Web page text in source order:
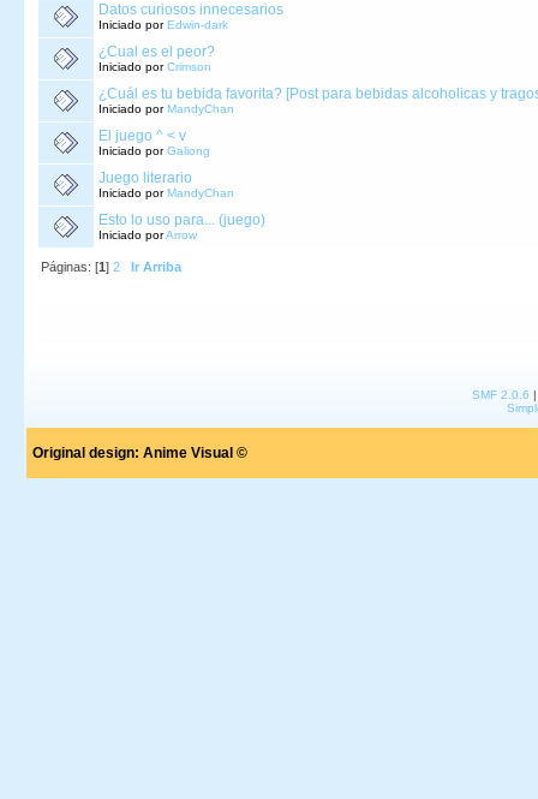
Datos curiosos innecesarios
Iniciado porEdwin-dark
¿Cual es el peor?
Iniciado porCrimson
¿Cuál es tu bebida favorita? [Post para bebidas alcoholicas y
Iniciado porMandyChan
El juego ^ < v
Iniciado porGaliong
Juego literario
Iniciado porMandyChan
Esto lo uso para... (juego)
Iniciado porArrow
Páginas: [1]2 Ir Arriba
SMF 2.0.6
Original design: Anime Visual ©